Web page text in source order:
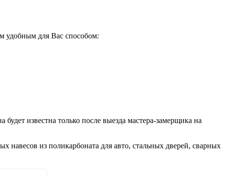
удобным для Вас способом:
известна только после выезда мастера-замерщика на
из поликарбоната для авто, стальных дверей, сварных